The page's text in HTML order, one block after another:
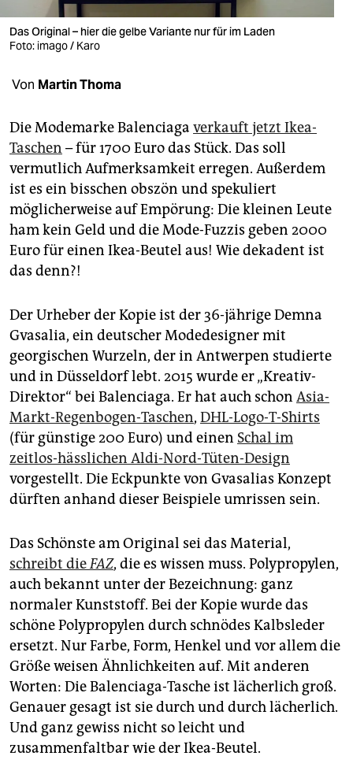
verlag
shop
fragen & hilfe
unterstützen
abo
genossenschaft
epaper login
Das Original – hier die gelbe Variante nur für im Laden
Foto: imago / Karo
Von Martin Thoma
Die Modemarke Balenciaga verkauft jetzt Ikea-
Taschen – für 1700 Euro das Stück. Das soll
vermutlich Aufmerksamkeit erregen. Außerdem
ist es ein bisschen obszön und spekuliert
möglicherweise auf Empörung: Die kleinen Leute
ham kein Geld und die Mode-Fuzzis geben 2000
Euro für einen Ikea-Beutel aus! Wie dekadent ist
das denn?!
Der Urheber der Kopie ist der 36-jährige Demna
Gvasalia, ein deutscher Modedesigner mit
georgischen Wurzeln, der in Antwerpen studierte
und in Düsseldorf lebt. 2015 wurde er „Kreativ-
Direktor“ bei Balenciaga. Er hat auch schon Asia-
Markt-Regenbogen-Taschen, DHL-Logo-T-Shirts
(für günstige 200 Euro) und einen Schal im
zeitlos-hässlichen Aldi-Nord-Tüten-Design
vorgestellt. Die Eckpunkte von Gvasalias Konzept
dürften anhand dieser Beispiele umrissen sein.
Das Schönste am Original sei das Material,
schreibt dieFAZ, die es wissen muss. Polypropylen,
auch bekannt unter der Bezeichnung: ganz
normaler Kunststoff. Bei der Kopie wurde das
schöne Polypropylen durch schnödes Kalbsleder
ersetzt. Nur Farbe, Form, Henkel und vor allem die
Größe weisen Ähnlichkeiten auf. Mit anderen
Worten: Die Balenciaga-Tasche ist lächerlich groß.
Genauer gesagt ist sie durch und durch lächerlich.
Und ganz gewiss nicht so leicht und
zusammenfaltbar wie der Ikea-Beutel.